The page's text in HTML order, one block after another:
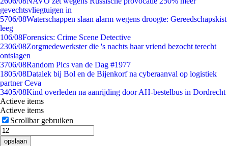
gevechtsvliegtuigen in
5706/08Waterschappen slaan alarm wegens droogte: Gereedschapskist
leeg
106/08Forensics: Crime Scene Detective
2306/08Zorgmedewerkster die 's nachts haar vriend bezocht terecht
ontslagen
3706/08Random Pics van de Dag #1977
1805/08Datalek bij Bol en de Bijenkorf na cyberaanval op logistiek
partner Ceva
3405/08Kind overleden na aanrijding door AH-bestelbus in Dordrecht
Actieve items
Actieve items
Scrollbar gebruiken
opslaan